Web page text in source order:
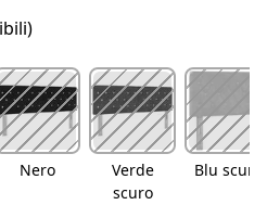
Nero
Verde
scuro
Blu scuro